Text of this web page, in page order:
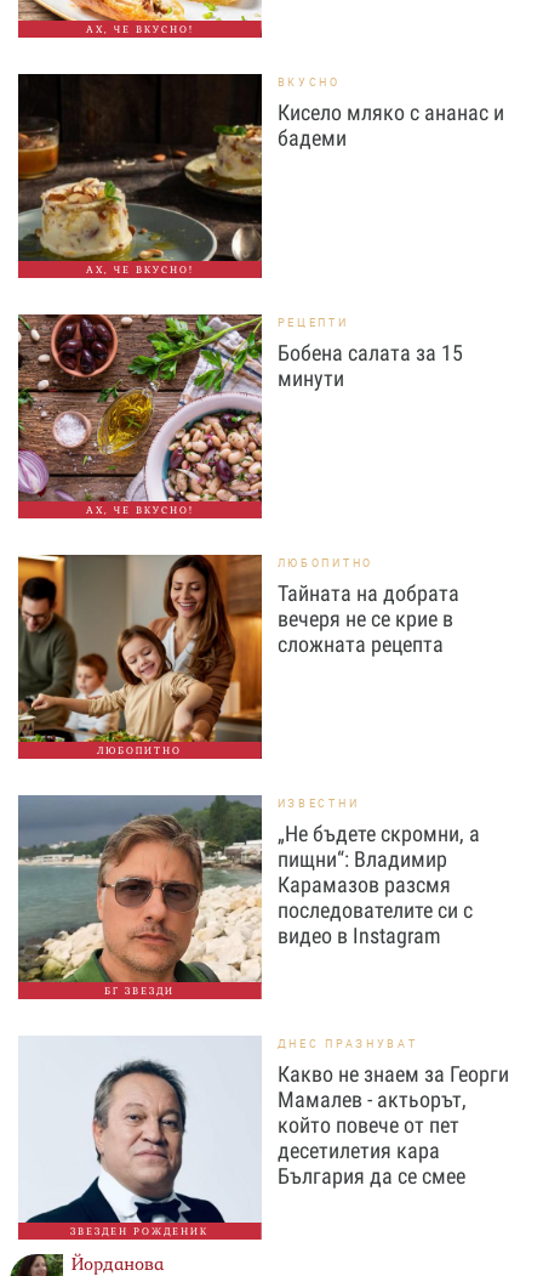
АХ, ЧЕ ВКУСНО!
АХ, ЧЕ ВКУСНО!
ВКУСНО
Кисело мляко с ананас и
бадеми
АХ, ЧЕ ВКУСНО!
РЕЦЕПТИ
Бобена салата за 15
минути
ЛЮБОПИТНО
ЛЮБОПИТНО
Тайната на добрата
вечеря не се крие в
сложната рецепта
БГ ЗВЕЗДИ
ИЗВЕСТНИ
„Не бъдете скромни, а
пищни“: Владимир
Карамазов разсмя
последователите си с
видео в Instagram
ЗВЕЗДЕН РОЖДЕНИК
ДНЕС ПРАЗНУВАТ
Какво не знаем за Георги
Мамалев - актьорът,
който повече от пет
десетилетия кара
България да се смее
Йорданова